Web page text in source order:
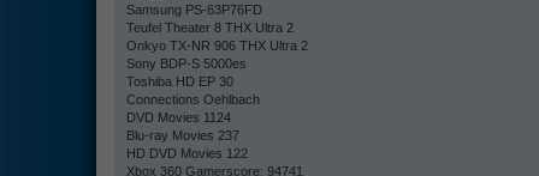
Samsung PS-63P76FD
Teufel Theater 8 THX Ultra 2
Onkyo TX-NR 906 THX Ultra 2
Sony BDP-S 5000es
Toshiba HD EP 30
Connections Oehlbach
DVD Movies 1124
Blu-ray Movies 237
HD DVD Movies 122
Xbox 360 Gamerscore: 94741